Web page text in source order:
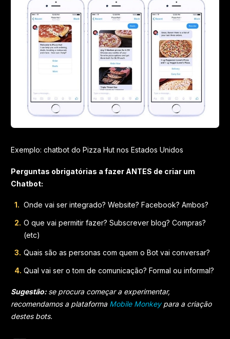
Exemplo: chatbot do Pizza Hut nos Estados Unidos
Perguntas obrigatórias a fazer ANTES de criar um
Chatbot:
Onde vai ser integrado? Website? Facebook? Ambos?
O que vai permitir fazer? Subscrever blog? Compras?
(etc)
Quais são as personas com quem o Bot vai conversar?
Qual vai ser o tom de comunicação? Formal ou informal?
Sugestão: se procura começar a experimentar,
recomendamos a plataforma Mobile Monkeypara a criação
destes bots.